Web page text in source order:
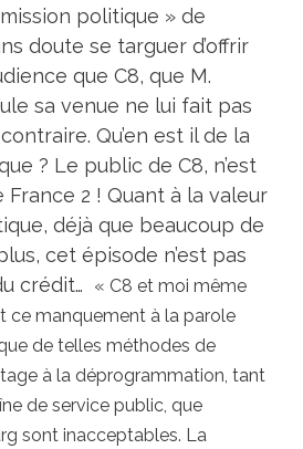
politique » de
doute se targuer d’offrir
que C8, que M.
sa venue ne lui fait pas
Qu’en est il de la
? Le public de C8, n’est
France 2 ! Quant à la valeur
déjà que beaucoup de
cet épisode n’est pas
crédit…
« C8 et moi même
ce manquement à la parole
de telles méthodes de
à la déprogrammation, tant
de service public, que
sont inacceptables. La